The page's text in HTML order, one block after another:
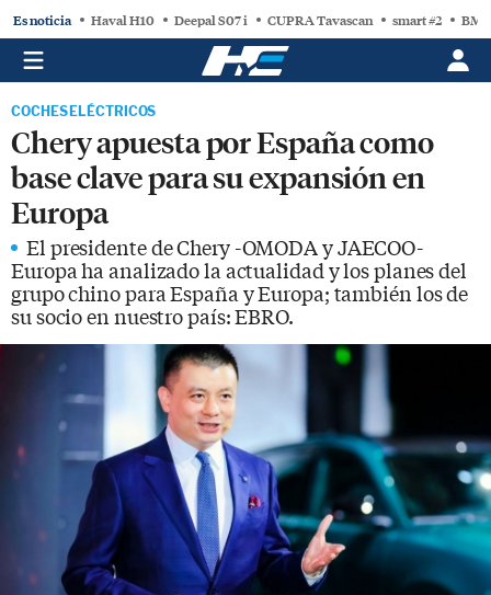
Es noticia Haval H10 Deepal S07 i CUPRA Tavascan smart #2
COCHES ELÉCTRICOS
Chery apuesta por España como
base clave para su expansión en
Europa
El presidente de Chery -OMODA y JAECOO-
Europa ha analizado la actualidad y los planes del
grupo chino para España y Europa; también los de
su socio en nuestro país: EBRO.